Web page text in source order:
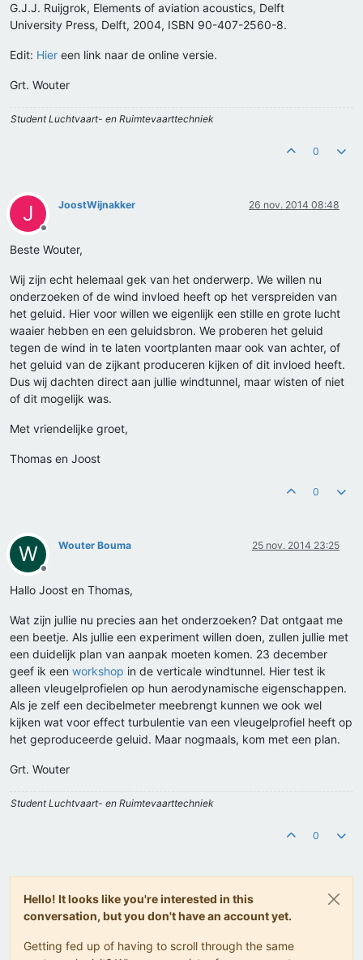
G.J.J. Ruijgrok, Elements of aviation acoustics, Delft
University Press, Delft, 2004, ISBN 90-407-2560-8.
Edit: Hier een link naar de online versie.
Grt. Wouter
Student Luchtvaart- en Ruimtevaarttechniek
0
J
Offline
JoostWijnakker 26 nov. 2014 08:48
Beste Wouter,
Wij zijn echt helemaal gek van het onderwerp. We willen nu
onderzoeken of de wind invloed heeft op het verspreiden van
het geluid. Hier voor willen we eigenlijk een stille en grote lucht
waaier hebben en een geluidsbron. We proberen het geluid
tegen de wind in te laten voortplanten maar ook van achter, of
het geluid van de zijkant produceren kijken of dit invloed heeft.
Dus wij dachten direct aan jullie windtunnel, maar wisten of niet
of dit mogelijk was.
Met vriendelijke groet,
Thomas en Joost
0
W
Offline
Wouter Bouma 25 nov. 2014 23:25
Hallo Joost en Thomas,
Wat zijn jullie nu precies aan het onderzoeken? Dat ontgaat me
een beetje. Als jullie een experiment willen doen, zullen jullie met
een duidelijk plan van aanpak moeten komen. 23 december
geef ik een workshop in de verticale windtunnel. Hier test ik
alleen vleugelprofielen op hun aerodynamische eigenschappen.
Als je zelf een decibelmeter meebrengt kunnen we ook wel
kijken wat voor effect turbulentie van een vleugelprofiel heeft op
het geproduceerde geluid. Maar nogmaals, kom met een plan.
Grt. Wouter
Student Luchtvaart- en Ruimtevaarttechniek
0
Hello! It looks like you're interested in this
conversation, but you don't have an account yet.
Getting fed up of having to scroll through the same